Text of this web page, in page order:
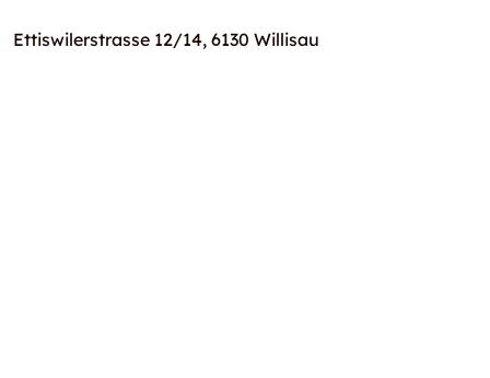
Ettiswilerstrasse 12/14, 6130 Willisau